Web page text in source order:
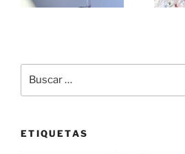
por:
ETIQUETAS